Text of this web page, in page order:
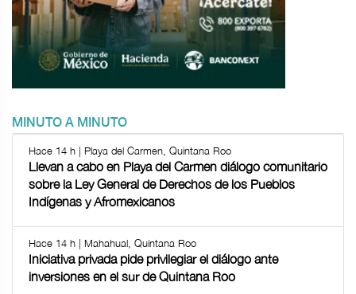
MINUTO A MINUTO
Hace 14 h | Playa del Carmen, Quintana Roo
Llevan a cabo en Playa del Carmen diálogo comunitario
sobre la Ley General de Derechos de los Pueblos
Indígenas y Afromexicanos
Hace 14 h | Mahahual, Quintana Roo
Iniciativa privada pide privilegiar el diálogo ante
inversiones en el sur de Quintana Roo